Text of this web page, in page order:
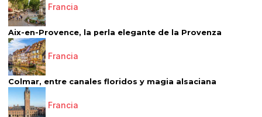
Francia
Aix-en-Provence, la perla elegante de la Provenza
Francia
Colmar, entre canales floridos y magia alsaciana
Francia